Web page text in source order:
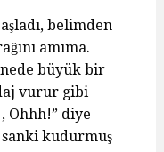
belimden
amıma.
büyük bir
vurur gibi
Ohhh!” diye
kudurmuş